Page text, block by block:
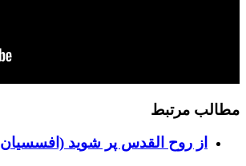
مطالب مرتبط
از روح القدس پر شوید (افسسیان 5:1)